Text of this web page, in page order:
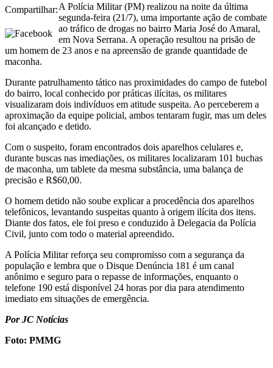
Compartilhar:A Polícia Militar (PM) realizou na noite da última
segunda-feira (21/7), uma importante ação de combate
ao tráfico de drogas no bairro Maria José do Amaral,
em Nova Serrana. A operação resultou na prisão de
um homem de 23 anos e na apreensão de grande quantidade de
maconha.
Durante patrulhamento tático nas proximidades do campo de futebol
do bairro, local conhecido por práticas ilícitas, os militares
visualizaram dois indivíduos em atitude suspeita. Ao perceberem a
aproximação da equipe policial, ambos tentaram fugir, mas um deles
foi alcançado e detido.
Com o suspeito, foram encontrados dois aparelhos celulares e,
durante buscas nas imediações, os militares localizaram 101 buchas
de maconha, um tablete da mesma substância, uma balança de
precisão e R$60,00.
O homem detido não soube explicar a procedência dos aparelhos
telefônicos, levantando suspeitas quanto à origem ilícita dos itens.
Diante dos fatos, ele foi preso e conduzido à Delegacia da Polícia
Civil, junto com todo o material apreendido.
A Polícia Militar reforça seu compromisso com a segurança da
população e lembra que o Disque Denúncia 181 é um canal
anônimo e seguro para o repasse de informações, enquanto o
telefone 190 está disponível 24 horas por dia para atendimento
imediato em situações de emergência.
Por JC Notícias
Foto: PMMG